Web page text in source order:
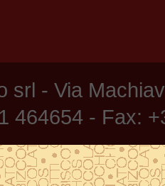
srl - Via
464654 - Fax: